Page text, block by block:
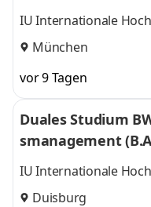
IU Internationale
München
vor 9 Tagen
Duales Studium
smanagement
l
IU Internationale
Duisburg